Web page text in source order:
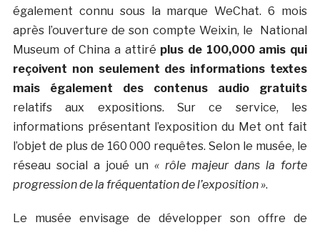
également connu sous la marque WeChat. 6 mois
après l’ouverture de son compte Weixin, le National
Museum of China a attiré plus de 100,000 amis qui
reçoivent non seulement des informations textes
mais également des contenus audio gratuits
relatifs aux expositions. Sur ce service, les
informations présentant l’exposition du Met ont fait
l’objet de plus de 160 000 requêtes. Selon le musée, le
réseau social a joué un « rôle majeur dans la forte
progression de la fréquentation de l’exposition ».
Le musée envisage de développer son offre de